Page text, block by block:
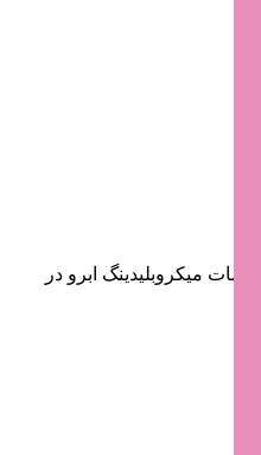
میکروبلیدینگ ابرو در